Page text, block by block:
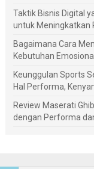
Taktik Bisnis Digital
untuk Meningkatkan
Bagaimana Cara
Kebutuhan
Keunggulan Sports
Hal Performa,
Review Maserati
dengan Performa